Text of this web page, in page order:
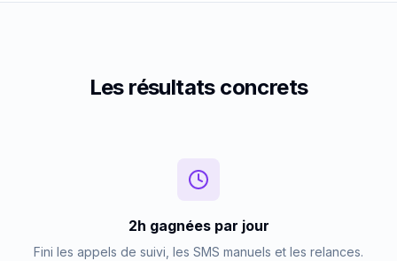
Les résultats concrets
2h gagnées par jour
Fini les appels de suivi, les SMS manuels et les relances.